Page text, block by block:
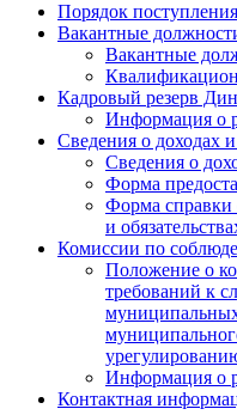
Порядок
Вакантные
Вакантные
Кадровый резерв
Информация о
Сведения о доходах
Сведения о
Форма
Форма справки
и
Комиссии по
Положение о
требований к
Информация о
Контактная